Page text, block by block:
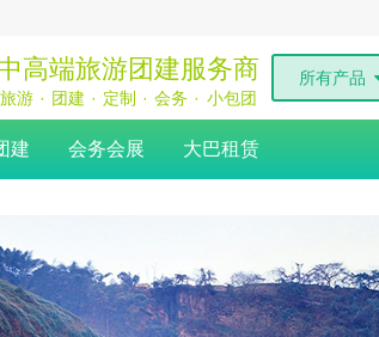
高端旅游团建服务商
旅游 · 团建 · 定制 · 会务 · 小包团
所有产品
建 会务会展 大巴租赁